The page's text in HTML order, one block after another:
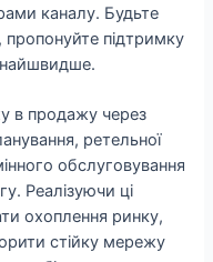
каналу. Будьте
підтримку
в продажу через
ретельної
обслуговування
Реалізуючи ці
охоплення ринку,
стійку мережу